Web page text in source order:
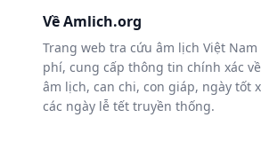
Về Amlich.org
Trang web tra cứu âm lịch Việt Nam
phí, cung cấp thông tin chính xác
âm lịch, can chi, con giáp, ngày tốt
các ngày lễ tết truyền thống.